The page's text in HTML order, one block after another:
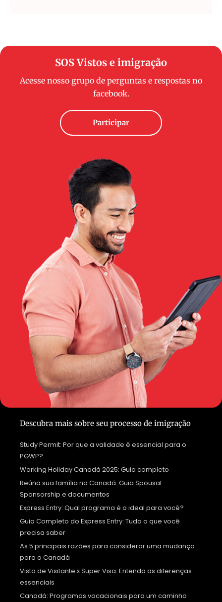
SOS Vistos e imigração
Acesse nosso grupo de perguntas e respostas no
facebook.
Participar
Descubra mais sobre seu processo de imigração
Study Permit: Por que a validade é essencial para o
PGWP?
Working Holiday Canadá 2025: Guia completo
Reúna sua família no Canadá: Guia Spousal
Sponsorship e documentos
Express Entry: Qual programa é o ideal para você?
Guia Completo do Express Entry: Tudo o que você
precisa saber
As 5 principais razões para considerar uma mudança
para o Canadá
Visto de Visitante x Super Visa: Entenda as diferenças
essenciais
Canadá: Programas vocacionais para um caminho